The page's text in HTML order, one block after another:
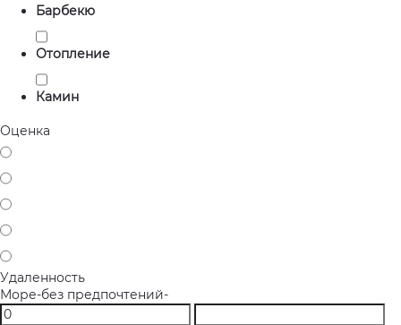
Барбекю
Отопление
Камин
Оценка
Удаленность
Море-без предпочтений-